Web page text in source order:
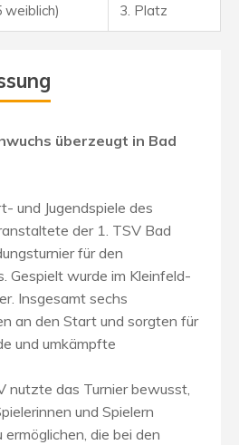
weiblich) 3. Platz
überzeugt in Bad
und Jugendspiele des
der 1. TSV Bad
für den
Gespielt wurde im Kleinfeld-
Insgesamt sechs
an den Start und sorgten für
und umkämpfte
nutzte das Turnier bewusst,
und Spielern
die bei den